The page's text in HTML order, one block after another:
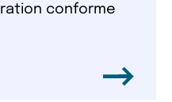
conforme